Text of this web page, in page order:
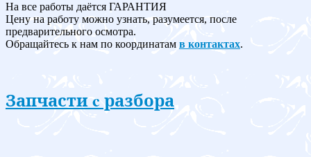
На все работы даётся ГАРАНТИЯ
Цену на работу можно узнать, разумеется, после
предварительного осмотра.
Обращайтесь к нам по координатам в контактах.
Запчасти c разбора